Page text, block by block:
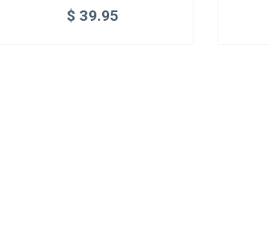
$ 39.95